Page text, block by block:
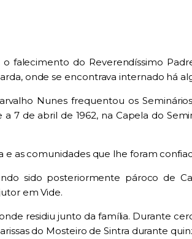
falecimento do Reverendíssimo
onde se encontrava internado há
Nunes frequentou os
7 de abril de 1962, na Capela do
as comunidades que lhe foram
sido posteriormente pároco de
em Vide.
residiu junto da família. Durante
do Mosteiro de Sintra durante